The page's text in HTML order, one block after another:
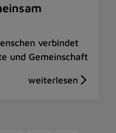
verbindet
und Gemeinschaft